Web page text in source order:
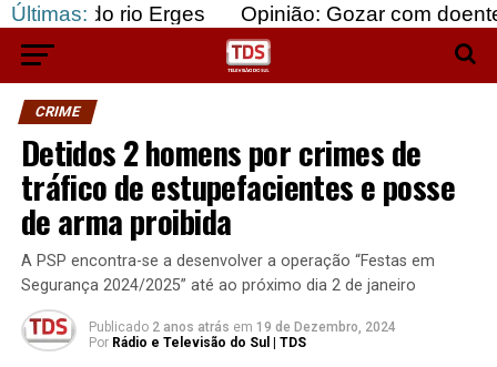
Últimas:
Erges Opinião: Gozar com doentes e
CRIME
Detidos 2 homens por crimes de
tráfico de estupefacientes e posse
de arma proibida
A PSP encontra-se a desenvolver a operação “Festas em
Segurança 2024/2025” até ao próximo dia 2 de janeiro
Publicado 2 anos atrás em 19 de Dezembro, 2024
Por Rádio e Televisão do Sul | TDS